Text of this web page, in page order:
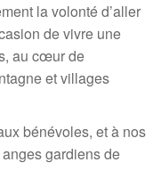
la volonté d’aller
de vivre une
au cœur de
et villages
bénévoles, et à nos
gardiens de